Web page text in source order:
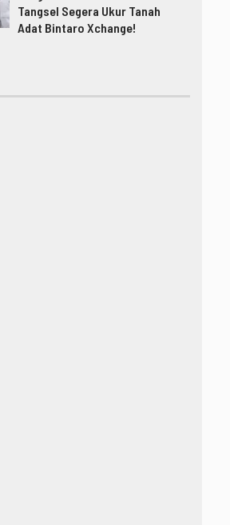
Tangsel Segera Ukur Tanah
Adat Bintaro Xchange!